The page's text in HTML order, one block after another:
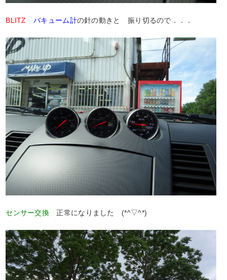
BLITZ バキューム計の針の動きと 振り切るので．．．
センサー交換 正常になりました (*^▽^*)